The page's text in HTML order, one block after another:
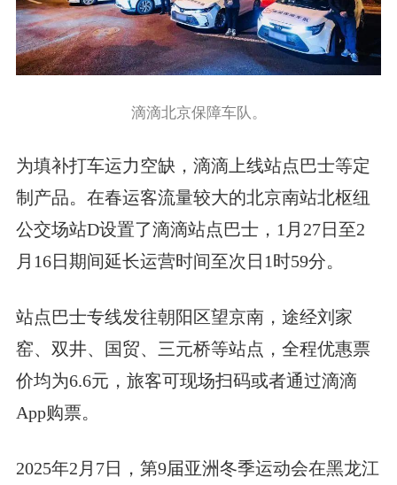
滴滴北京保障车队。
为填补打车运力空缺，滴滴上线站点巴士等定
制产品。在春运客流量较大的北京南站北枢纽
公交场站D设置了滴滴站点巴士，1月27日至2
月16日期间延长运营时间至次日1时59分。
站点巴士专线发往朝阳区望京南，途经刘家
窑、双井、国贸、三元桥等站点，全程优惠票
价均为6.6元，旅客可现场扫码或者通过滴滴
App购票。
2025年2月7日，第9届亚洲冬季运动会在黑龙江